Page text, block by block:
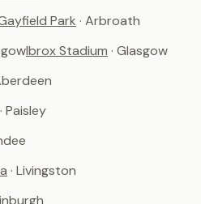
Park · Arbroath
Ibrox Stadium · Glasgow
· Paisley
· Livingston